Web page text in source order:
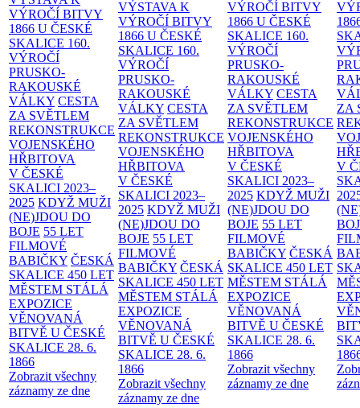
VÝROČÍ BITVY
1866 U ČESKÉ
SKALICE 160.
VÝROČÍ
PRUSKO-
RAKOUSKÉ
VÁLKY CESTA
ZA SVĚTLEM
REKONSTRUKCE
VOJENSKÉHO
HŘBITOVA
V ČESKÉ
SKALICI 2023–
2025 KDYŽ MUŽI
(NE)JDOU DO
BOJE 55 LET
FILMOVÉ
BABIČKY ČESKÁ
SKALICE 450 LET
MĚSTEM STÁLÁ
EXPOZICE
VĚNOVANÁ
BITVĚ U ČESKÉ
SKALICE 28. 6.
1866
Zobrazit všechny
záznamy ze dne
VÝSTAVA K
VÝROČÍ BITVY
1866 U ČESKÉ
SKALICE 160.
VÝROČÍ
PRUSKO-
RAKOUSKÉ
VÁLKY CESTA
ZA SVĚTLEM
REKONSTRUKCE
VOJENSKÉHO
HŘBITOVA
V ČESKÉ
SKALICI 2023–
2025 KDYŽ MUŽI
(NE)JDOU DO
BOJE 55 LET
FILMOVÉ
BABIČKY ČESKÁ
SKALICE 450 LET
MĚSTEM STÁLÁ
EXPOZICE
VĚNOVANÁ
BITVĚ U ČESKÉ
SKALICE 28. 6.
1866
Zobrazit všechny
záznamy ze dne
VÝROČÍ BITVY
1866 U ČESKÉ
SKALICE 160.
VÝROČÍ
PRUSKO-
RAKOUSKÉ
VÁLKY CESTA
ZA SVĚTLEM
REKONSTRUKCE
VOJENSKÉHO
HŘBITOVA
V ČESKÉ
SKALICI 2023–
2025 KDYŽ MUŽI
(NE)JDOU DO
BOJE 55 LET
FILMOVÉ
BABIČKY ČESKÁ
SKALICE 450 LET
MĚSTEM STÁLÁ
EXPOZICE
VĚNOVANÁ
BITVĚ U ČESKÉ
SKALICE 28. 6.
1866
Zobrazit všechny
záznamy ze dne
ZA
V